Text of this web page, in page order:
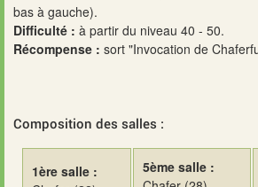
bas à gauche).
Difficulté : à partir du niveau 40 - 50.
Récompense : sort "Invocation de
Composition des salles :
1ère salle :
5ème salle :